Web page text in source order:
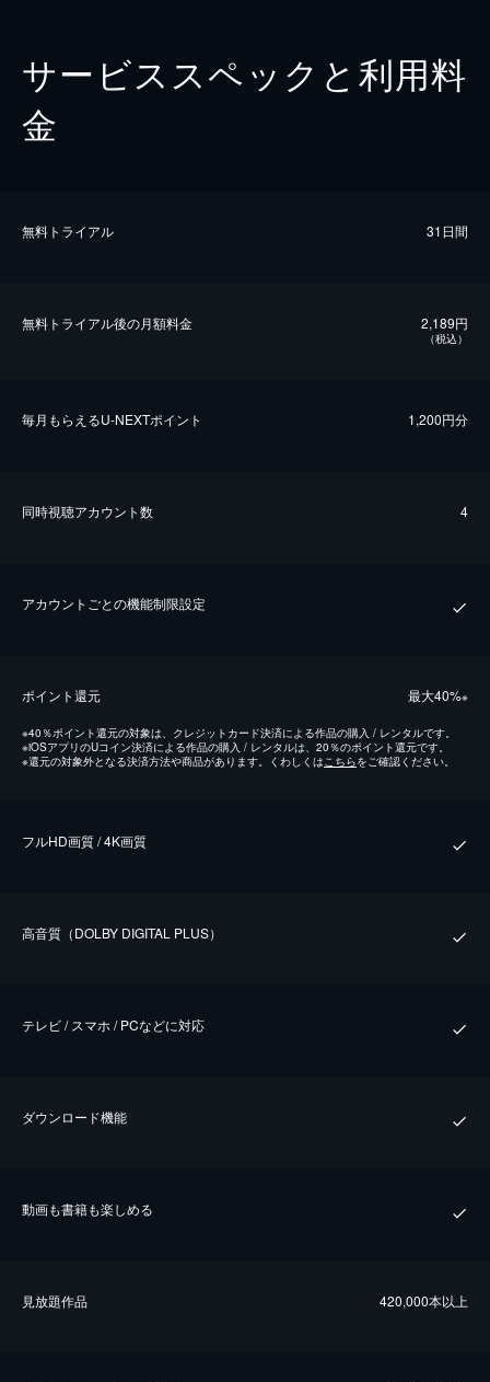
サービススペックと利用料
金
無料トライアル 31日間
無料トライアル後の⽉額料金 2,189円
（税込）
毎⽉もらえるU-NEXTポイント 1,200円分
同時視聴アカウント数 4
アカウントごとの機能制限設定
ポイント還元 最⼤40%※
※40％ポイント還元の対象は、クレジットカード決済による作品の購入 / レンタルです。
※iOSアプリのUコイン決済による作品の購入 / レンタルは、20％のポイント還元です。
※還元の対象外となる決済方法や商品があります。くわしくはこちらをご確認ください。
フルHD画質 / 4K画質
⾼⾳質（DOLBY DIGITAL PLUS）
テレビ / スマホ / PCなどに対応
ダウンロード機能
動画も書籍も楽しめる
⾒放題作品 420,000本以上